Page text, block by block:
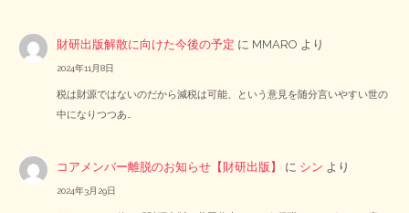
財研出版解散に向けた今後の予定 に MMARO より
2024年11月8日
税は財源ではないのだから減税は可能、という意見を随分言いやすい世の
中になりつつあ…
コアメンバー離脱のお知らせ【財研出版】 に シン より
2024年3月29日